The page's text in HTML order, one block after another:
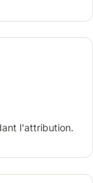
l'attribution.